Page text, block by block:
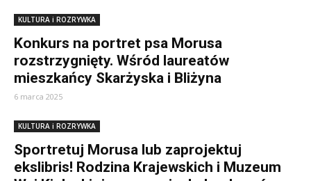
KULTURA i ROZRYWKA
Konkurs na portret psa Morusa
rozstrzygnięty. Wśród laureatów
mieszkańcy Skarżyska i Bliżyna
6 marca 2025
KULTURA i ROZRYWKA
Sportretuj Morusa lub zaprojektuj
ekslibris! Rodzina Krajewskich i Muzeum